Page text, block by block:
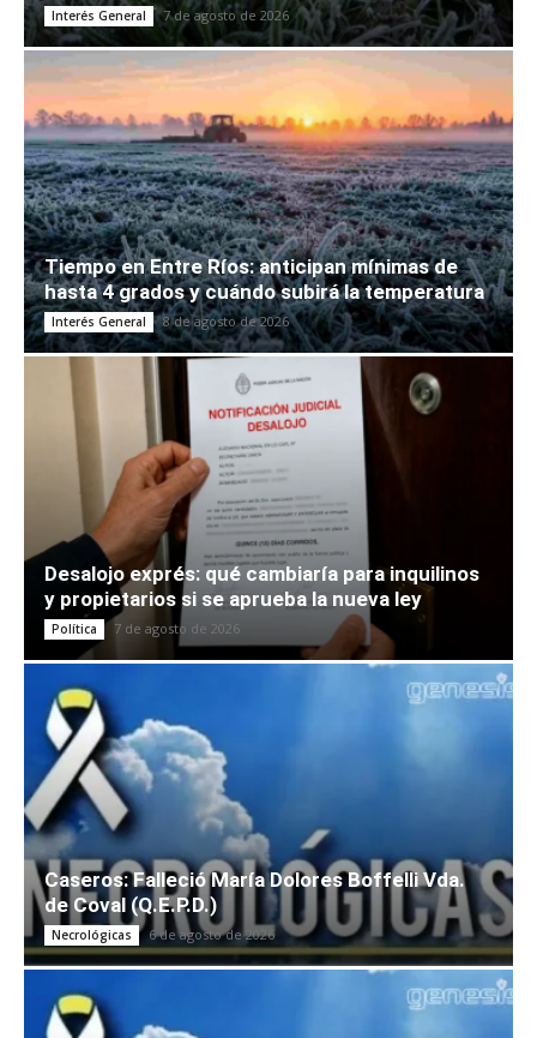
Interés General 7 de agosto de 2026
Tiempo en Entre Ríos: anticipan mínimas de
hasta 4 grados y cuándo subirá la temperatura
Interés General 8 de agosto de 2026
Desalojo exprés: qué cambiaría para inquilinos
y propietarios si se aprueba la nueva ley
Política 7 de agosto de 2026
Caseros: Falleció María Dolores Boffelli Vda.
de Coval (Q.E.P.D.)
Necrológicas 6 de agosto de 2026